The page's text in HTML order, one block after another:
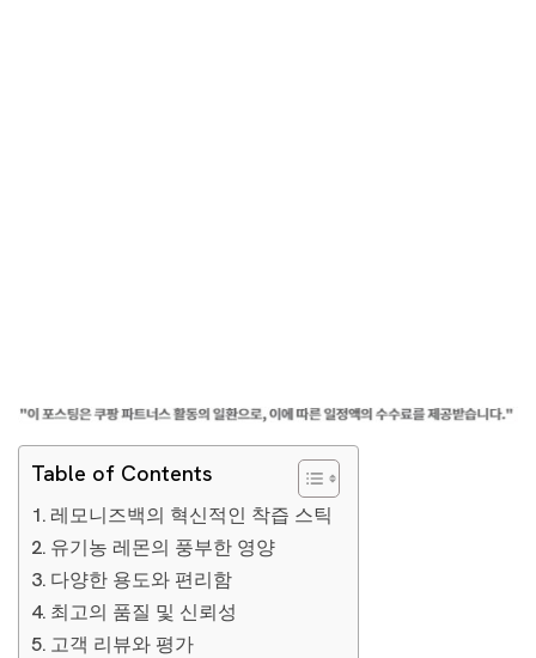
Table of Contents
레모니즈백의 혁신적인 착즙 스틱
유기농 레몬의 풍부한 영양
다양한 용도와 편리함
최고의 품질 및 신뢰성
고객 리뷰와 평가